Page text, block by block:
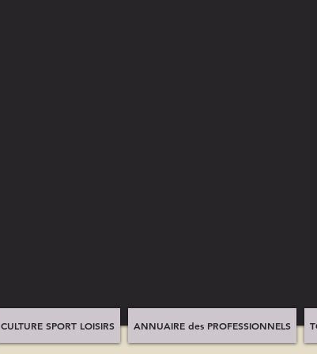
CULTURE SPORT LOISIRS ANNUAIRE des PROFESSIONNELS